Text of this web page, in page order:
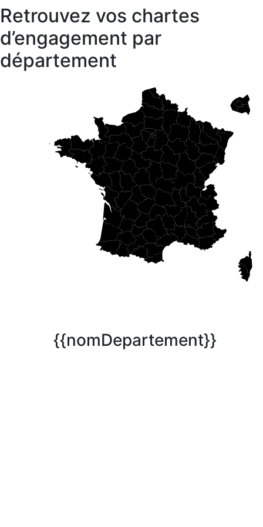
Retrouvez vos chartes
d’engagement par
département
{{nomDepartement}}